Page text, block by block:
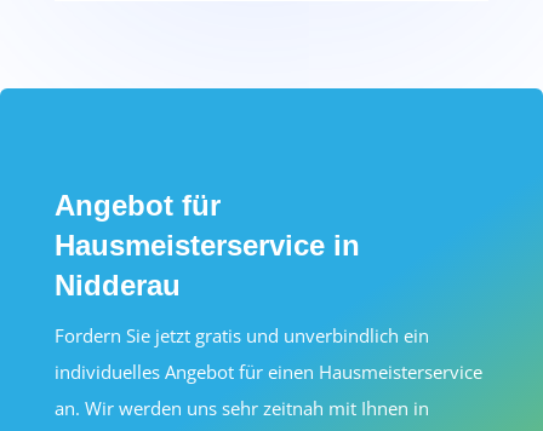
Angebot für
Hausmeisterservice in
Nidderau
Fordern Sie jetzt gratis und unverbindlich ein
individuelles Angebot für einen Hausmeisterservice
an. Wir werden uns sehr zeitnah mit Ihnen in